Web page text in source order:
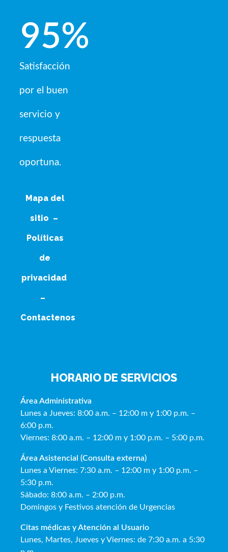
Satisfacción
por el buen
servicio y
respuesta
oportuna.
95%
Mapa del
sitio –
Políticas
de
privacidad
–
Contactenos
HORARIO DE SERVICIOS
Área Administrativa
Lunes a Jueves: 8:00 a.m. – 12:00 m y 1:00 p.m. –
6:00 p.m.
Viernes: 8:00 a.m. – 12:00 m y 1:00 p.m. – 5:00 p.m.
Área Asistencial (Consulta externa)
Lunes a Viernes: 7:30 a.m. – 12:00 m y 1:00 p.m. –
5:30 p.m.
Sábado: 8:00 a.m. – 2:00 p.m.
Domingos y Festivos atención de Urgencias
Citas médicas y Atención al Usuario
Lunes, Martes, Jueves y Viernes: de 7:30 a.m. a 5:30